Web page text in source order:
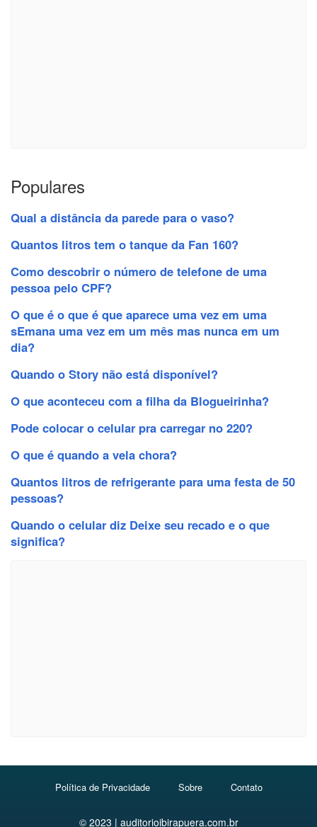
Populares
Qual a distância da parede para o vaso?
Quantos litros tem o tanque da Fan 160?
Como descobrir o número de telefone de uma
pessoa pelo CPF?
O que é o que é que aparece uma vez em uma
sEmana uma vez em um mês mas nunca em um
dia?
Quando o Story não está disponível?
O que aconteceu com a filha da Blogueirinha?
Pode colocar o celular pra carregar no 220?
O que é quando a vela chora?
Quantos litros de refrigerante para uma festa de 50
pessoas?
Quando o celular diz Deixe seu recado e o que
significa?
Política de Privacidade Sobre Contato
© 2023 | auditorioibirapuera.com.br